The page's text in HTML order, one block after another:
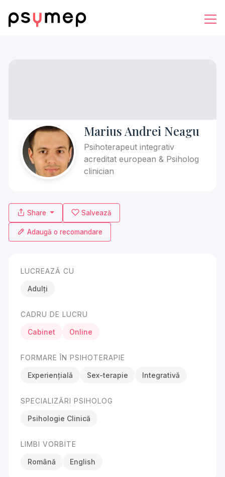
Marius Andrei Neagu
Psihoterapeut integrativ
acreditat european & Psiholog
clinician
Share Salvează
Adaugă o recomandare
LUCREAZĂ CU
Adulți
CADRU DE LUCRU
Cabinet Online
FORMARE ÎN PSIHOTERAPIE
Experiențială Sex-terapie Integrativă
SPECIALIZĂRI PSIHOLOG
Psihologie Clinică
LIMBI VORBITE
Română English